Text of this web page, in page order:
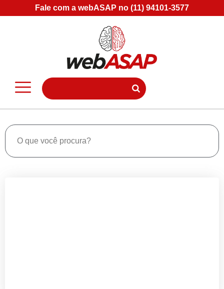
Fale com a webASAP no (11) 94101-3577